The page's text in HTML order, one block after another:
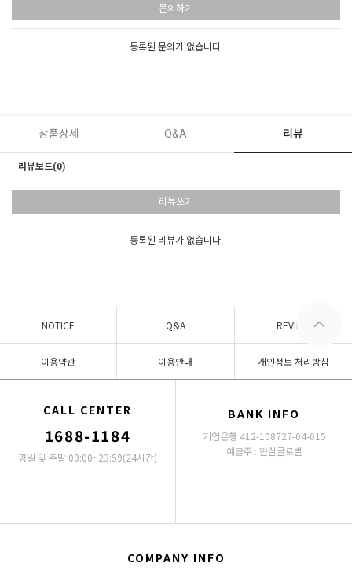
문의하기
등록된 문의가 없습니다.
상품상세 Q&A 리뷰
리뷰보드(0)
리뷰쓰기
등록된 리뷰가 없습니다.
NOTICE Q&A REVIEW
이용약관 이용안내 개인정보 처리방침
CALL CENTER
1688-1184
평일 및 주말 00:00~23:59(24시간)
BANK INFO
기업은행 412-108727-04-015
예금주 : 현실글로벌
COMPANY INFO